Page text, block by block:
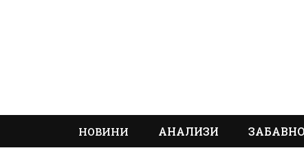
НОВИНИ АНАЛИЗИ ЗАБАВНО